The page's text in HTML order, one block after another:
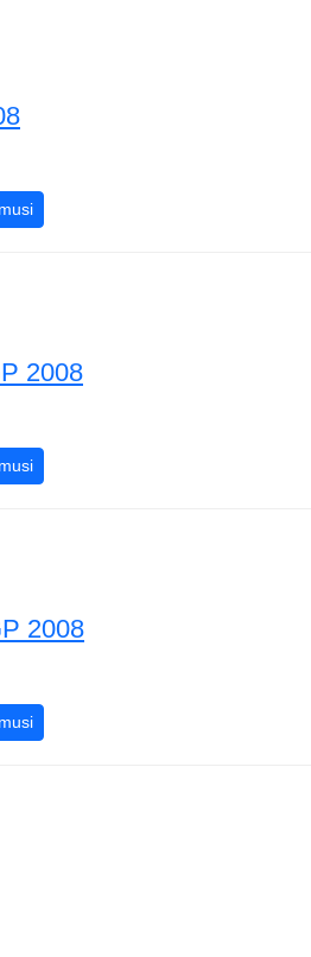
Kanada GP 2008
2008
2008
Prantsusmaa GP 2008
2008
2008
Suurbritannia GP 2008